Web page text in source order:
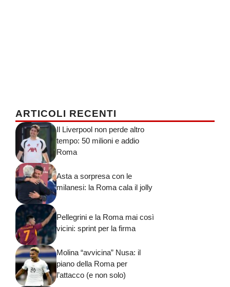
ARTICOLI RECENTI
Il Liverpool non perde altro
tempo: 50 milioni e addio
Roma
Asta a sorpresa con le
milanesi: la Roma cala il jolly
Pellegrini e la Roma mai così
vicini: sprint per la firma
Molina “avvicina” Nusa: il
piano della Roma per
l’attacco (e non solo)